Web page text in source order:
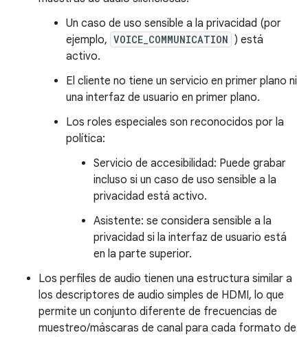
Un caso de uso sensible a la privacidad (por
ejemplo, VOICE_COMMUNICATION ) está
activo.
El cliente no tiene un servicio en primer plano ni
una interfaz de usuario en primer plano.
Los roles especiales son reconocidos por la
política:
Servicio de accesibilidad: Puede grabar
incluso si un caso de uso sensible a la
privacidad está activo.
Asistente: se considera sensible a la
privacidad si la interfaz de usuario está
en la parte superior.
Los perfiles de audio tienen una estructura similar a
los descriptores de audio simples de HDMI, lo que
permite un conjunto diferente de frecuencias de
muestreo/máscaras de canal para cada formato de